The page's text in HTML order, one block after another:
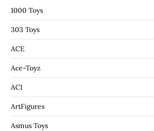
1000 Toys
303 Toys
ACE
Ace-Toyz
ACI
ArtFigures
Asmus Toys